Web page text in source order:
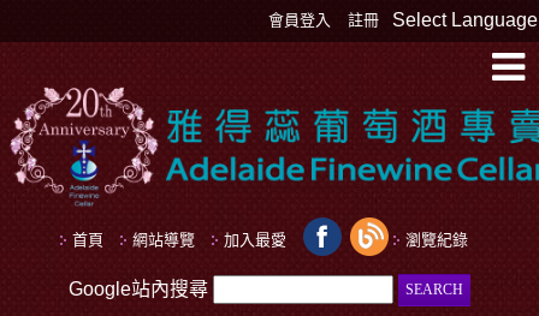
Select Language
會員登入 註冊
首頁 網站導覽 加入最愛 瀏覽紀錄
Google站內搜尋